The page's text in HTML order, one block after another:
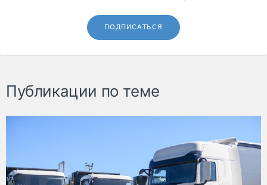
ПОДПИСАТЬСЯ
Публикации по теме